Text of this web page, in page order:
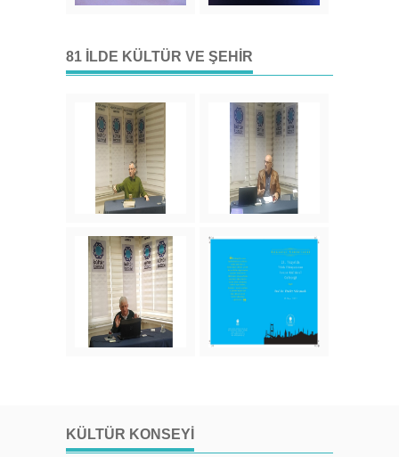
81 İLDE KÜLTÜR VE ŞEHIR
KÜLTÜR KONSEYI